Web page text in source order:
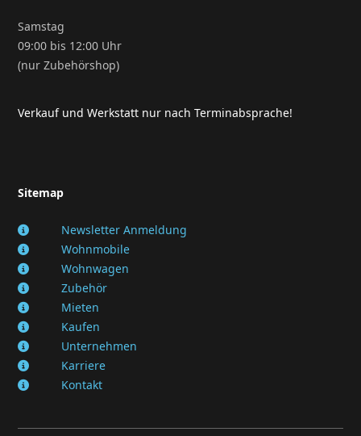
Samstag
09:00 bis 12:00 Uhr
(nur Zubehörshop)
Verkauf und Werkstatt nur nach Terminabsprache!
Sitemap
Newsletter Anmeldung
Wohnmobile
Wohnwagen
Zubehör
Mieten
Kaufen
Unternehmen
Karriere
Kontakt